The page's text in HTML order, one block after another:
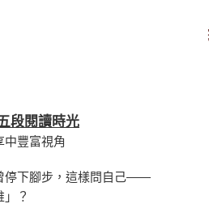
段閱讀時光
中豐富視角
停下腳步，這樣問自己——
？